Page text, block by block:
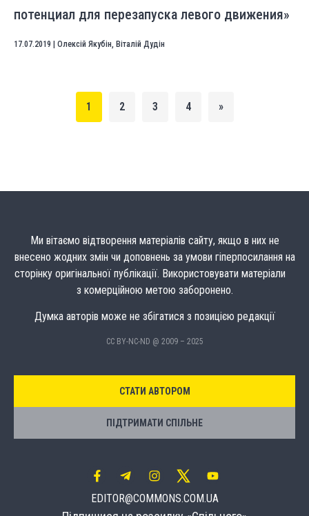
потенциал для перезапуска левого движения»
17.07.2019 Олексій Якубін, Віталій Дудін
1 2 3 4 »
Ми вітаємо відтворення матеріалів сайту, якщо в них не
внесено жодних змін чи доповнень за умови гіперпосилання на
сторінку оригінальної публікації. Використовувати матеріали
з комерційною метою заборонено.
Думка авторів може не збігатися з позицією редакції
CC BY-NC-ND @ 2009 – 2025
СТАТИ АВТОРОМ
ПІДТРИМАТИ СПІЛЬНЕ
EDITOR@COMMONS.COM.UA